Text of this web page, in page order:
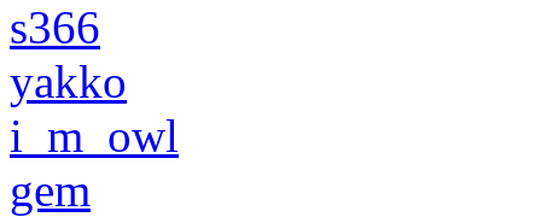
s366
yakko
i_m_owl
gem